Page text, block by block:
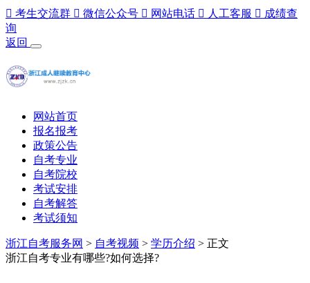
 考生交流群  微信公众号  网站电话  人工客服  成绩查
询
返回
网站首页
报名报考
政策公告
自考专业
自考院校
考试安排
自考解答
考试须知
浙江自考服务网 > 自考视频 > 学历介绍 > 正文
浙江自考专业有哪些?如何选择?